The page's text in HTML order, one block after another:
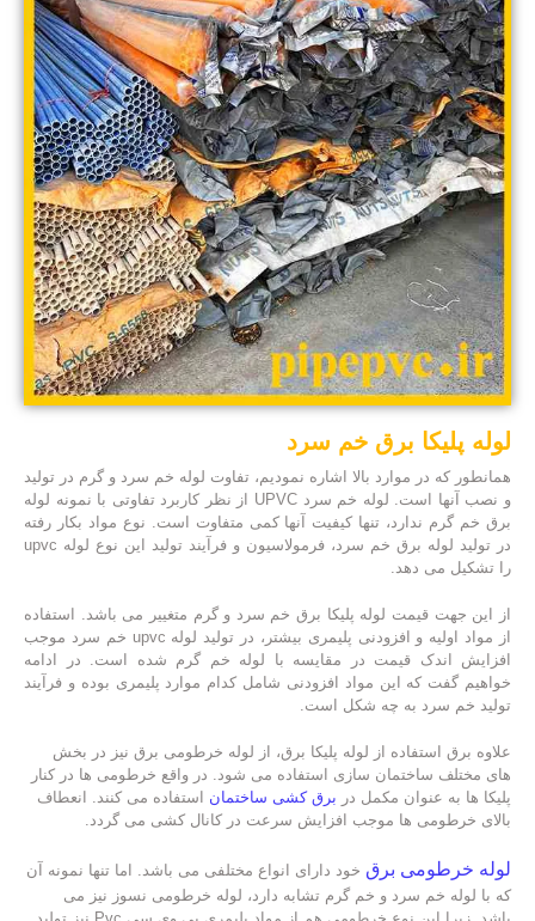
لوله پلیکا برق خم سرد
همانطور که در موارد بالا اشاره نمودیم، تفاوت لوله خم سرد و گرم در تولید
و نصب آنها است. لوله خم سرد UPVC از نظر کاربرد تفاوتی با نمونه لوله
برق خم گرم ندارد، تنها کیفیت آنها کمی متفاوت است. نوع مواد بکار رفته
در تولید لوله برق خم سرد، فرمولاسیون و فرآیند تولید این نوع لوله upvc
را تشکیل می دهد.
از این جهت قیمت لوله پلیکا برق خم سرد و گرم متغییر می باشد. استفاده
از مواد اولیه و افزودنی پلیمری بیشتر، در تولید لوله upvc خم سرد موجب
افزایش اندک قیمت در مقایسه با لوله خم گرم شده است. در ادامه
خواهیم گفت که این مواد افزودنی شامل کدام موارد پلیمری بوده و فرآیند
تولید خم سرد به چه شکل است.
علاوه برق استفاده از لوله پلیکا برق، از لوله خرطومی برق نیز در بخش
های مختلف ساختمان سازی استفاده می شود. در واقع خرطومی ها در کنار
پلیکا ها به عنوان مکمل در برق کشی ساختمان استفاده می کنند. انعطاف
بالای خرطومی ها موجب افزایش سرعت در کانال کشی می گردد.
لوله خرطومی برق خود دارای انواع مختلفی می باشد. اما تنها نمونه آن
که با لوله خم سرد و خم گرم تشابه دارد، لوله خرطومی نسوز نیز می